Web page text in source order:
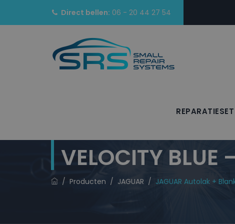
Direct bellen: 06 - 20 44 27 54
REPARATIESET
JAGUAR
VELOCITY BLUE
/ Producten / JAGUAR / JAGUAR Autolak +